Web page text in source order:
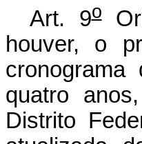
Art. 9o
houver, o
quatro
Distrito